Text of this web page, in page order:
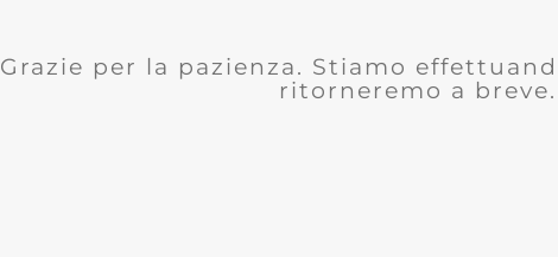
Grazie per la pazienza. Stiamo
ritorneremo a breve.